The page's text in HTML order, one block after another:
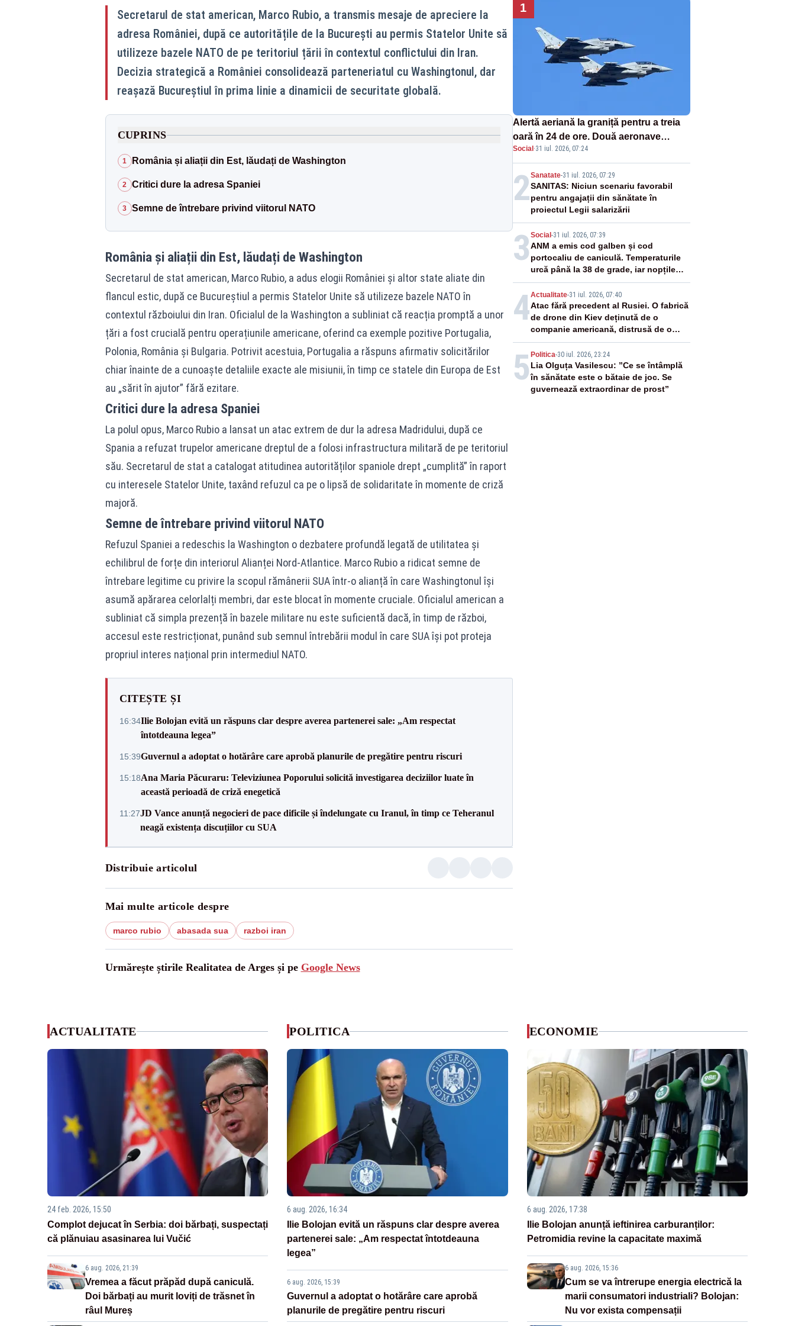
Secretarul de stat american, Marco Rubio, a transmis mesaje de apreciere la
adresa României, după ce autoritățile de la București au permis Statelor Unite să
utilizeze bazele NATO de pe teritoriul țării în contextul conflictului din Iran.
Decizia strategică a României consolidează parteneriatul cu Washingtonul, dar
reașază Bucureștiul în prima linie a dinamicii de securitate globală.
CUPRINS
1 România și aliații din Est, lăudați de Washington
2 Critici dure la adresa Spaniei
3 Semne de întrebare privind viitorul NATO
România și aliații din Est, lăudați de Washington
Secretarul de stat american, Marco Rubio, a adus elogii României și altor state aliate din
flancul estic, după ce Bucureștiul a permis Statelor Unite să utilizeze bazele NATO în
contextul războiului din Iran. Oficialul de la Washington a subliniat că reacția promptă a unor
țări a fost crucială pentru operațiunile americane, oferind ca exemple pozitive Portugalia,
Polonia, România și Bulgaria. Potrivit acestuia, Portugalia a răspuns afirmativ solicitărilor
chiar înainte de a cunoaște detaliile exacte ale misiunii, în timp ce statele din Europa de Est
au „sărit în ajutor” fără ezitare.
Critici dure la adresa Spaniei
La polul opus, Marco Rubio a lansat un atac extrem de dur la adresa Madridului, după ce
Spania a refuzat trupelor americane dreptul de a folosi infrastructura militară de pe teritoriul
său. Secretarul de stat a catalogat atitudinea autorităților spaniole drept „cumplită” în raport
cu interesele Statelor Unite, taxând refuzul ca pe o lipsă de solidaritate în momente de criză
majoră.
Semne de întrebare privind viitorul NATO
Refuzul Spaniei a redeschis la Washington o dezbatere profundă legată de utilitatea și
echilibrul de forțe din interiorul Alianței Nord-Atlantice. Marco Rubio a ridicat semne de
întrebare legitime cu privire la scopul rămânerii SUA într-o alianță în care Washingtonul își
asumă apărarea celorlalți membri, dar este blocat în momente cruciale. Oficialul american a
subliniat că simpla prezență în bazele militare nu este suficientă dacă, în timp de război,
accesul este restricționat, punând sub semnul întrebării modul în care SUA își pot proteja
propriul interes național prin intermediul NATO.
CITEȘTE ȘI
16:34Ilie Bolojan evită un răspuns clar despre averea partenerei sale: „Am respectat
întotdeauna legea”
15:39Guvernul a adoptat o hotărâre care aprobă planurile de pregătire pentru riscuri
15:18Ana Maria Păcuraru: Televiziunea Poporului solicită investigarea deciziilor luate în
această perioadă de criză enegetică
11:27JD Vance anunță negocieri de pace dificile și îndelungate cu Iranul, în timp ce Teheranul
neagă existența discuțiilor cu SUA
Distribuie articolul
Mai multe articole despre
marco rubio abasada sua razboi iran
Urmărește știrile Realitatea de Arges și pe Google News
1
Alertă aeriană la graniță pentru a treia
oară în 24 de ore. Două aeronave
Eurofighter britanice au fost ridicate de
la sol
Social ·31 iul. 2026, 07:24
2Sanatate-31 iul. 2026, 07:29
SANITAS: Niciun scenariu favorabil
pentru angajații din sănătate în
proiectul Legii salarizării
3 Social -31 iul. 2026, 07:39
ANM a emis cod galben și cod
portocaliu de caniculă. Temperaturile
urcă până la 38 de grade, iar nopțile
devin tropicale
4Actualitate-31 iul. 2026, 07:40
Atac fără precedent al Rusiei. O fabrică
de drone din Kiev deținută de o
companie americană, distrusă de o
rachetă rusească
5 Politica-30 iul. 2026, 23:24
Lia Olguța Vasilescu: ”Ce se întâmplă
în sănătate este o bătaie de joc. Se
guvernează extraordinar de prost”
ACTUALITATE
24 feb. 2026, 15:50
Complot dejucat în Serbia: doi bărbați, suspectați
că plănuiau asasinarea lui Vučić
6 aug. 2026, 21:39
Vremea a făcut prăpăd după caniculă.
Doi bărbați au murit loviți de trăsnet în
râul Mureș
POLITICA
6 aug. 2026, 16:34
Ilie Bolojan evită un răspuns clar despre averea
partenerei sale: „Am respectat întotdeauna
legea”
6 aug. 2026, 15:39
Guvernul a adoptat o hotărâre care aprobă
planurile de pregătire pentru riscuri
ECONOMIE
6 aug. 2026, 17:38
Ilie Bolojan anunță ieftinirea carburanților:
Petromidia revine la capacitate maximă
6 aug. 2026, 15:36
Cum se va întrerupe energia electrică la
marii consumatori industriali? Bolojan:
Nu vor exista compensații